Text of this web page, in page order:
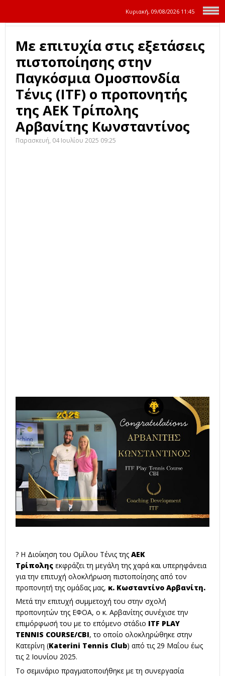
Κυριακή, 09/08/2026 11:45
Με επιτυχία στις εξετάσεις
πιστοποίησης στην
Παγκόσμια Ομοσπονδία
Τένις (ITF) ο προπονητής
της ΑΕΚ Τρίπολης
Αρβανίτης Κωνσταντίνος
Παρασκευή, 04 Ιουλίου 2025 09:25
? Η Διοίκηση του Ομίλου Τένις της ΑΕΚ
Τρίπολης εκφράζει τη μεγάλη της χαρά και υπερηφάνεια
για την επιτυχή ολοκλήρωση πιστοποίησης από τον
προπονητή της ομάδας μας, κ. Κωσταντίνο Αρβανίτη.
Μετά την επιτυχή συμμετοχή του στην σχολή
προπονητών της ΕΦΟΑ, ο κ. Αρβανίτης συνέχισε την
επιμόρφωσή του με το επόμενο στάδιο ITF PLAY
TENNIS COURSE/CBI, το οποίο ολοκληρώθηκε στην
Κατερίνη (Katerini Tennis Club) από τις 29 Μαΐου έως
τις 2 Ιουνίου 2025.
Το σεμινάριο πραγματοποιήθηκε με τη συνεργασία